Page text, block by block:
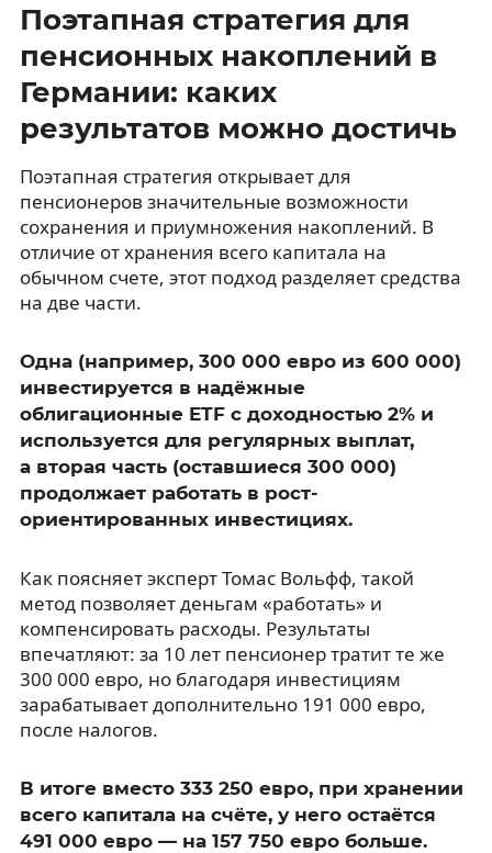
Поэтапная стратегия для
пенсионных накоплений в
Германии: каких
результатов можно достичь
Поэтапная стратегия открывает для
пенсионеров значительные возможности
сохранения и приумножения накоплений. В
отличие от хранения всего капитала на
обычном счете, этот подход разделяет средства
на две части.
Одна (например, 300 000 евро из 600 000)
инвестируется в надёжные
облигационные ETF с доходностью 2% и
используется для регулярных выплат,
а вторая часть (оставшиеся 300 000)
продолжает работать в рост-
ориентированных инвестициях.
Как поясняет эксперт Томас Вольфф, такой
метод позволяет деньгам «работать» и
компенсировать расходы. Результаты
впечатляют: за 10 лет пенсионер тратит те же
300 000 евро, но благодаря инвестициям
зарабатывает дополнительно 191 000 евро,
после налогов.
В итоге вместо 333 250 евро, при хранении
всего капитала на счёте, у него остаётся
491 000 евро — на 157 750 евро больше.